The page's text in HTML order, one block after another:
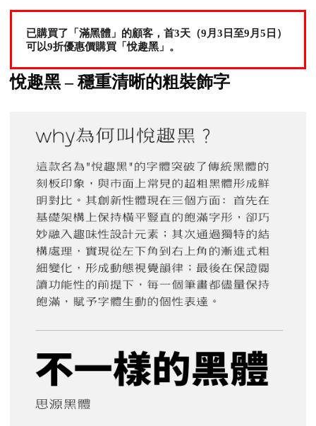
已購買了「滿黑體」的顧客，首3天（9月3日至9月5日）
可以9折優惠價購買「悅趣黑」。
悅趣黑 – 穩重清晰的粗裝飾字